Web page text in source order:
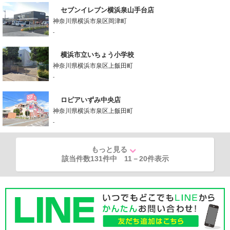
セブンイレブン横浜泉山手台店
神奈川県横浜市泉区岡津町
-
横浜市立いちょう小学校
神奈川県横浜市泉区上飯田町
-
ロピアいずみ中央店
神奈川県横浜市泉区上飯田町
-
もっと見る
該当件数131件中 11 －20件表示